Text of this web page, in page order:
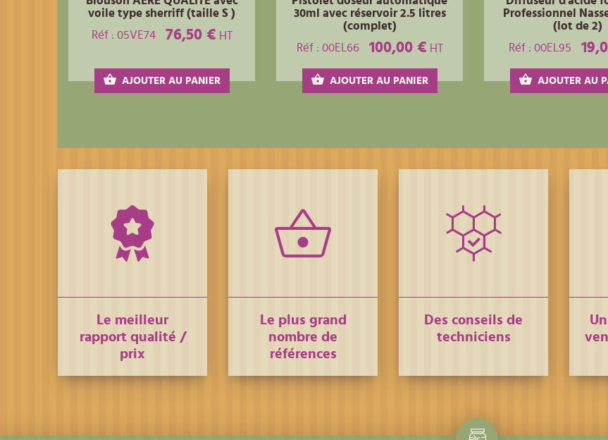
voile type sherriff (taille S )
Réf : 05VE74
76,50 € HT
AJOUTER AU PANIER
30ml avec réservoir 2.5 litres
(complet)
Réf : 00EL66
100,00 € HT
AJOUTER AU PANIER
Professionnel
(lot de 2)
Réf : 00EL95
AJOUTER AU
Le meilleur
rapport qualité /
prix
Le plus grand
nombre de
références
Des conseils de
techniciens